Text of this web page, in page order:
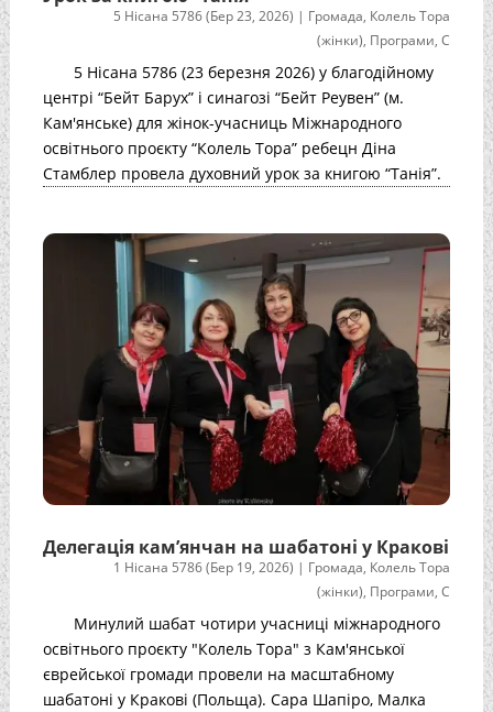
5 Нісана 5786 (Бер 23, 2026) | Громада, Колель Тора
(жінки), Програми,С
5 Нісана 5786 (23 березня 2026) у благодійному
центрі “Бейт Барух” і синагозі “Бейт Реувен” (м.
Кам'янське) для жінок-учасниць Міжнародного
освітнього проєкту “Колель Тора” ребецн Діна
Стамблер провела духовний урок за книгою “Танія”.
Делегація кам’янчан на шабатоні у Кракові
1 Нісана 5786 (Бер 19, 2026) | Громада, Колель Тора
(жінки), Програми,С
Минулий шабат чотири учасниці міжнародного
освітнього проєкту "Колель Тора" з Кам'янської
єврейської громади провели на масштабному
шабатоні у Кракові (Польща). Сара Шапіро, Малка